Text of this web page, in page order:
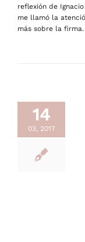
reflexión de
me llamó la
más sobre la
14
03, 2017